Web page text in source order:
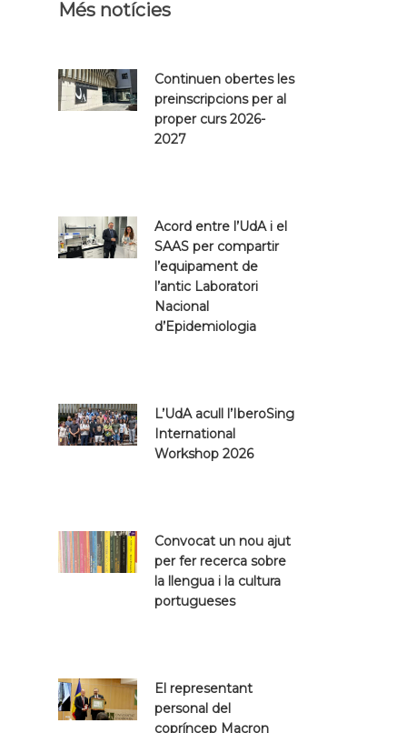
Més notícies
Continuen obertes les
preinscripcions per al
proper curs 2026-
2027
Acord entre l’UdA i el
SAAS per compartir
l’equipament de
l’antic Laboratori
Nacional
d’Epidemiologia
L’UdA acull l’IberoSing
International
Workshop 2026
Convocat un nou ajut
per fer recerca sobre
la llengua i la cultura
portugueses
El representant
personal del
copríncep Macron